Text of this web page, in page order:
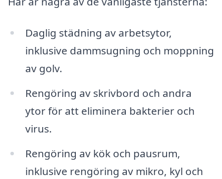
Daglig städning av arbetsytor,
inklusive dammsugning och moppning
av golv.
Rengöring av skrivbord och andra
ytor för att eliminera bakterier och
virus.
Rengöring av kök och pausrum,
inklusive rengöring av mikro, kyl och